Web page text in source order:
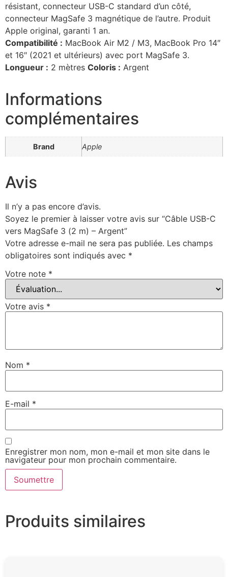
résistant, connecteur USB-C standard d’un côté,
connecteur MagSafe 3 magnétique de l’autre. Produit
Apple original, garanti 1 an.
Compatibilité : MacBook Air M2 / M3, MacBook Pro 14″
et 16″ (2021 et ultérieurs) avec port MagSafe 3.
Longueur : 2 mètres Coloris : Argent
Informations
complémentaires
Brand Apple
Avis
Il n’y a pas encore d’avis.
Soyez le premier à laisser votre avis sur “Câble USB-C
vers MagSafe 3 (2 m) – Argent”
Votre adresse e-mail ne sera pas publiée. Les champs
obligatoires sont indiqués avec *
Votre note *
Votre avis *
Nom *
E-mail *
Enregistrer mon nom, mon e-mail et mon site dans le
navigateur pour mon prochain commentaire.
Produits similaires